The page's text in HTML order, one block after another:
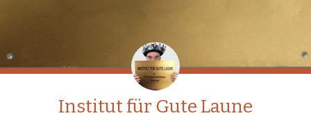
Institut für Gute Laune